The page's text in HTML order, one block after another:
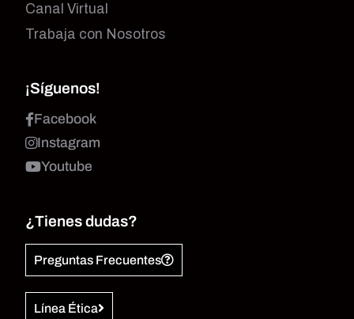
Canal Virtual
Trabaja con Nosotros
¡Síguenos!
Facebook
Instagram
Youtube
¿Tienes dudas?
Preguntas Frecuentes
Línea Ética